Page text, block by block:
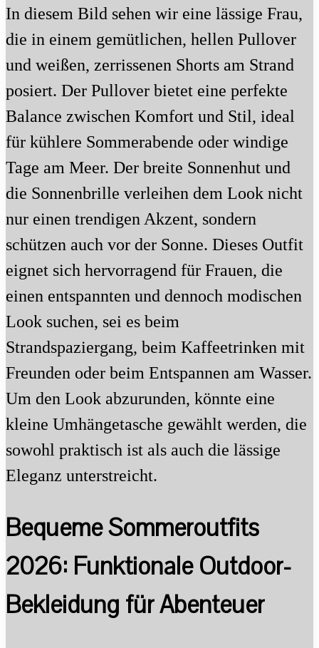
In diesem Bild sehen wir eine lässige Frau,
die in einem gemütlichen, hellen Pullover
und weißen, zerrissenen Shorts am Strand
posiert. Der Pullover bietet eine perfekte
Balance zwischen Komfort und Stil, ideal
für kühlere Sommerabende oder windige
Tage am Meer. Der breite Sonnenhut und
die Sonnenbrille verleihen dem Look nicht
nur einen trendigen Akzent, sondern
schützen auch vor der Sonne. Dieses Outfit
eignet sich hervorragend für Frauen, die
einen entspannten und dennoch modischen
Look suchen, sei es beim
Strandspaziergang, beim Kaffeetrinken mit
Freunden oder beim Entspannen am Wasser.
Um den Look abzurunden, könnte eine
kleine Umhängetasche gewählt werden, die
sowohl praktisch ist als auch die lässige
Eleganz unterstreicht.
Bequeme Sommeroutfits
2026: Funktionale Outdoor-
Bekleidung für Abenteuer